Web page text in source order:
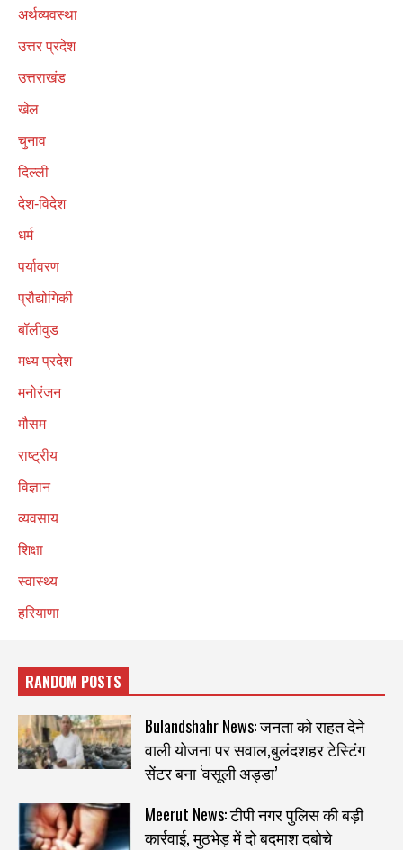
अर्थव्यवस्था
उत्तर प्रदेश
उत्तराखंड
खेल
चुनाव
दिल्ली
देश-विदेश
धर्म
पर्यावरण
प्रौद्योगिकी
बॉलीवुड
मध्य प्रदेश
मनोरंजन
मौसम
राष्ट्रीय
विज्ञान
व्यवसाय
शिक्षा
स्वास्थ्य
हरियाणा
RANDOM POSTS
Bulandshahr News: जनता को राहत देने
वाली योजना पर सवाल,बुलंदशहर टेस्टिंग
सेंटर बना ‘वसूली अड्डा’
Meerut News: टीपी नगर पुलिस की बड़ी
कार्रवाई, मुठभेड़ में दो बदमाश दबोचे